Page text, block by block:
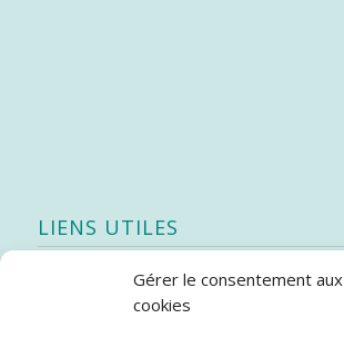
Gérer le consentement aux
cookies
LIENS UTILES
Quoi de neuf